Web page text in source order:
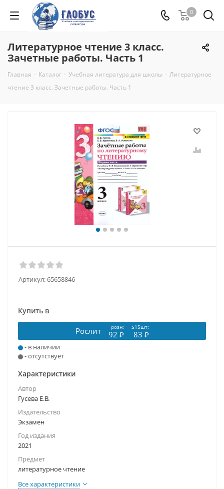
0
Литературное чтение 3 класс.
Зачетные работы. Часть 1
Главная - Каталог - Учебная литература для школы - Литературное
чтение 3 класс. Зачетные работы. Часть 1
Артикул:65658846
Купить в
Рослит розн: ≥15шт:
92 ₽ 83 ₽
- в наличии
- отсутствует
Характеристики
Автор
Гусева Е.В.
Издательство
Экзамен
Год издания
2021
Предмет
литературное чтение
Все характеристики